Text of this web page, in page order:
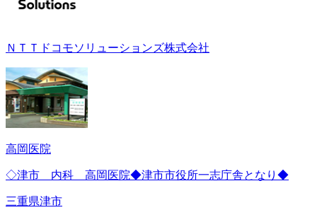
ＮＴＴドコモソリューションズ株式会社
高岡医院
◇津市 内科 高岡医院◆津市市役所一志庁舎となり◆
三重県津市